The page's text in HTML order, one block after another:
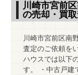
川崎市宮前
の売却・買
川崎市宮前区南
査定のご依頼を
ハウスでは以下
す。 ・中古戸建